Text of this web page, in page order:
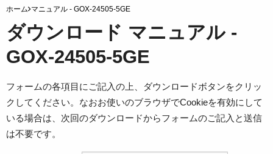
ホーム マニュアル - GOX-24505-5GE
ダウンロード マニュアル -
GOX-24505-5GE
フォームの各項目にご記入の上、ダウンロードボタンをクリッ
クしてください。なおお使いのブラウザでCookieを有効にして
いる場合は、次回のダウンロードからフォームのご記入と送信
は不要です。